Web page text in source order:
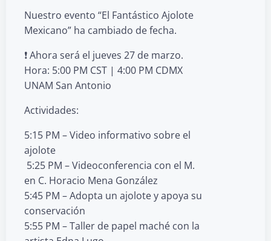
Nuestro evento “El Fantástico Ajolote
Mexicano” ha cambiado de fecha.
❗ Ahora será el jueves 27 de marzo.
Hora: 5:00 PM CST | 4:00 PM CDMX
UNAM San Antonio
Actividades:
5:15 PM – Video informativo sobre el
ajolote
‍ 5:25 PM – Videoconferencia con el M.
en C. Horacio Mena González
5:45 PM – Adopta un ajolote y apoya su
conservación
5:55 PM – Taller de papel maché con la